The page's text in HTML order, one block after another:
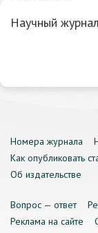
Научный
Номера журнала
Как опубликовать
Об издательстве
Вопрос — ответ
Реклама на сайте